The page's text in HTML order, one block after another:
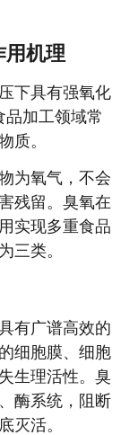
用机理
下具有强氧化
品加工领域常
质。
为氧气，不会
残留。臭氧在
实现多重食品
三类。
有广谱高效的
细胞膜、细胞
生理活性。臭
酶系统，阻断
灭活。